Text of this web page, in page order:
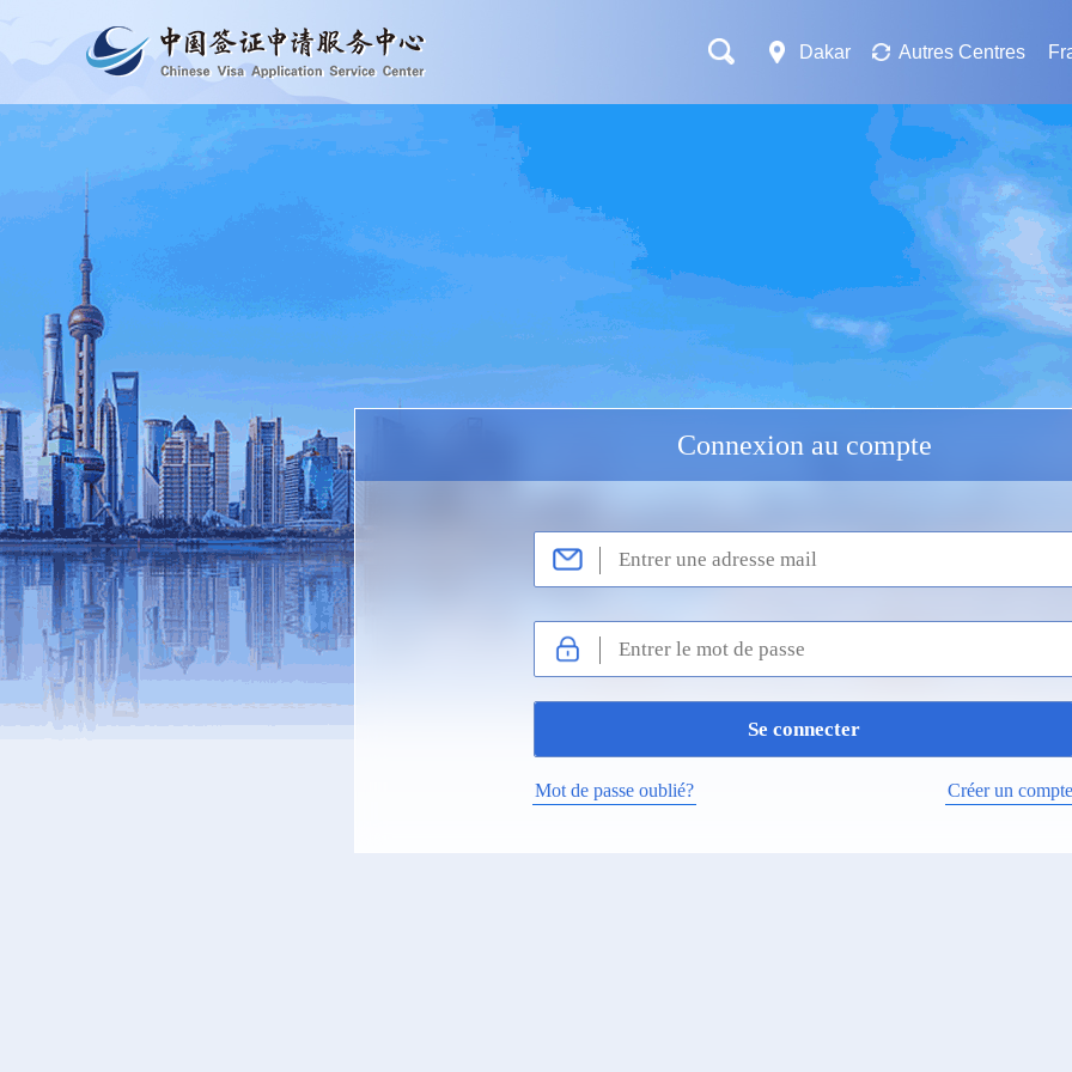
Dakar Autres Centres
Connexion au compte
Mot de passe oublié? Créer un compte